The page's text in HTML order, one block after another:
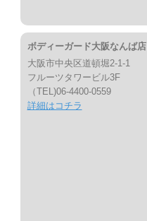
ボディーガード大阪なんば店
大阪市中央区道頓堀2-1-1
フルーツタワービル3F
（TEL)06-4400-0559
詳細はコチラ